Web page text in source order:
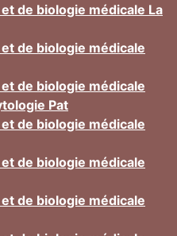
de biologie médicale La
de biologie médicale
de biologie médicale
Pat
de biologie médicale
de biologie médicale
de biologie médicale